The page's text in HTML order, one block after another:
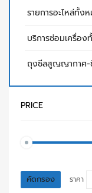
รายการอะไหล่ทั้ง
บริการซ่อมเครื่อง
ถุงซีลสูญญากาศ-
PRICE
คัดกรอง ราคา